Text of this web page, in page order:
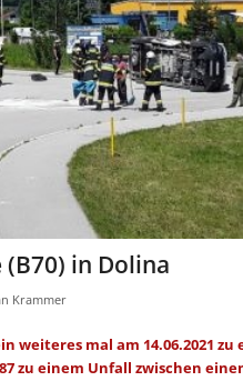
in Dolina
Krammer
mal am 14.06.2021 zu
zu einem Unfall zwischen